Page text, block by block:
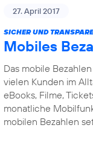
27. April 2017
SICHER UND
Mobiles
Das mobile
vielen Kunden im
eBooks, Filme,
monatliche
mobilen Bezahlen